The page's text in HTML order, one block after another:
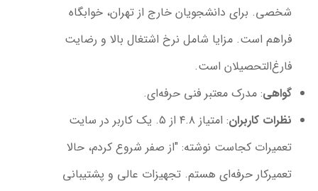
شخصی. برای دانشجویان خارج از تهران، خوابگاه
فراهم است. مزایا شامل نرخ اشتغال بالا و رضایت
فارغ‌التحصیلان است.
گواهی: مدرک معتبر فنی حرفه‌ای.
نظرات کاربران
: امتیاز ۴.۸ از ۵. یک کاربر در سایت
تعمیرات کجاست نوشته: "از صفر شروع کردم، حالا
تعمیرکار حرفه‌ای هستم. تجهیزات عالی و پشتیبانی